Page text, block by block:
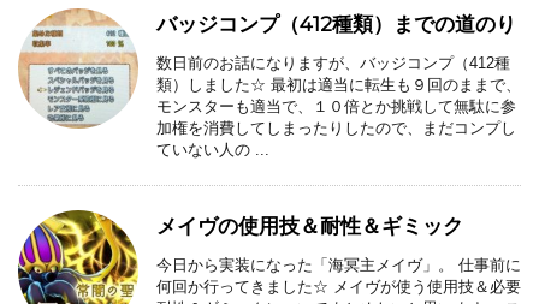
バッジコンプ（412種類）までの道のり
数日前のお話になりますが、バッジコンプ（412種
類）しました☆ 最初は適当に転生も９回のままで、
モンスターも適当で、１０倍とか挑戦して無駄に参
加権を消費してしまったりしたので、まだコンプし
ていない人の ...
メイヴの使用技＆耐性＆ギミック
今日から実装になった「海冥主メイヴ」。 仕事前に
何回か行ってきました☆ メイヴが使う使用技＆必要